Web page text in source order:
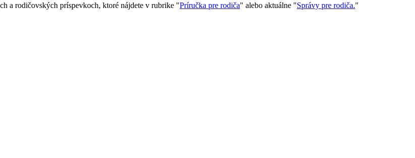
a rodičovských príspevkoch, ktoré nájdete v rubrike "Príručka pre rodiča" alebo aktuálne "Správy pre rodiča."